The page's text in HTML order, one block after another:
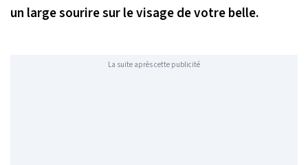
un large sourire sur le visage de votre belle.
La suite après cette publicité